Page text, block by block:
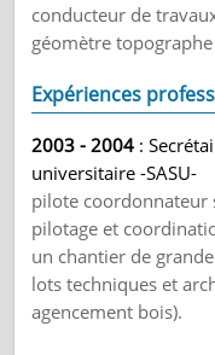
conducteur de
géomètre
Expériences
2003 - 2004 :
universitaire -SASU-
pilote coordonnateur
pilotage et
un chantier de
lots techniques et
agencement bois).